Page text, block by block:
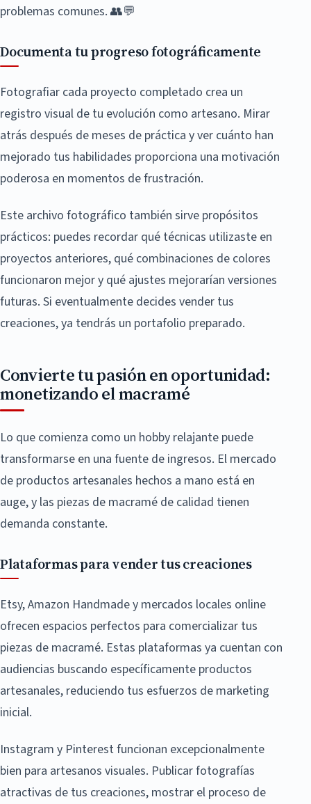
problemas comunes. 👥💬
Documenta tu progreso fotográficamente
Fotografiar cada proyecto completado crea un
registro visual de tu evolución como artesano. Mirar
atrás después de meses de práctica y ver cuánto han
mejorado tus habilidades proporciona una motivación
poderosa en momentos de frustración.
Este archivo fotográfico también sirve propósitos
prácticos: puedes recordar qué técnicas utilizaste en
proyectos anteriores, qué combinaciones de colores
funcionaron mejor y qué ajustes mejorarían versiones
futuras. Si eventualmente decides vender tus
creaciones, ya tendrás un portafolio preparado.
Convierte tu pasión en oportunidad:
monetizando el macramé
Lo que comienza como un hobby relajante puede
transformarse en una fuente de ingresos. El mercado
de productos artesanales hechos a mano está en
auge, y las piezas de macramé de calidad tienen
demanda constante.
Plataformas para vender tus creaciones
Etsy, Amazon Handmade y mercados locales online
ofrecen espacios perfectos para comercializar tus
piezas de macramé. Estas plataformas ya cuentan con
audiencias buscando específicamente productos
artesanales, reduciendo tus esfuerzos de marketing
inicial.
Instagram y Pinterest funcionan excepcionalmente
bien para artesanos visuales. Publicar fotografías
atractivas de tus creaciones, mostrar el proceso de